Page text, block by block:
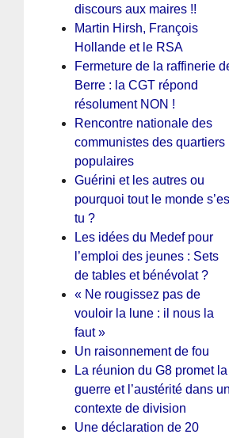
discours aux maires !!
Martin Hirsh, François
Hollande et le RSA
Fermeture de la raffinerie
Berre : la CGT répond
résolument NON !
Rencontre nationale des
communistes des quartiers
populaires
Guérini et les autres ou
pourquoi tout le monde
tu ?
Les idées du Medef pour
l’emploi des jeunes : Sets
de tables et bénévolat ?
« Ne rougissez pas de
vouloir la lune : il nous la
faut »
Un raisonnement de fou
La réunion du G8 promet la
guerre et l’austérité dans un
contexte de division
Une déclaration de 20